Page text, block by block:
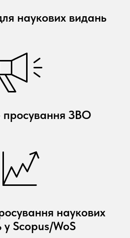
наукових видань
просування ЗВО
наукових
у Scopus/WoS